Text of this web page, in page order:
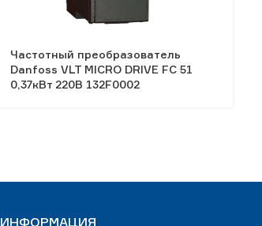
Частотный преобразователь
Danfoss VLT MICRO DRIVE FC 51
0,37кВт 220В 132F0002
ИНФОРМАЦИЯ